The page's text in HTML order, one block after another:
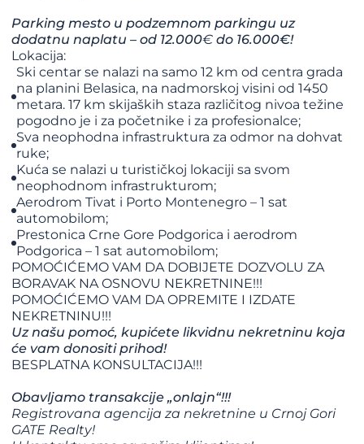
Parking mesto u podzemnom parkingu uz
dodatnu naplatu – od 12.000€do 16.000€!
Lokacija:
Ski centar se nalazi na samo 12 km od centra grada
na planini Belasica, na nadmorskoj visini od 1450
metara. 17 km skijaških staza različitog nivoa težine
pogodno je i za početnike i za profesionalce;
Sva neophodna infrastruktura za odmor na dohvat
ruke;
Kuća se nalazi u turističkoj lokaciji sa svom
neophodnom infrastrukturom;
Aerodrom Tivat i Porto Montenegro – 1 sat
automobilom;
Prestonica Crne Gore Podgorica i aerodrom
Podgorica – 1 sat automobilom;
POMOĆIĆEMO VAM DA DOBIJETE DOZVOLU ZA
BORAVAK NA OSNOVU NEKRETNINE!!!
​​​​​​​POMOĆIĆEMO VAM DA OPREMITE I IZDATE
NEKRETNINU!!!
Uz našu pomoć, kupićete likvidnu nekretninu koja
će vam donositi prihod!
BESPLATNA KONSULTACIJA!!!
Obavljamo transakcije „onlajn“!!!
Registrovana agencija za nekretnine u Crnoj Gori
GATE Realty!